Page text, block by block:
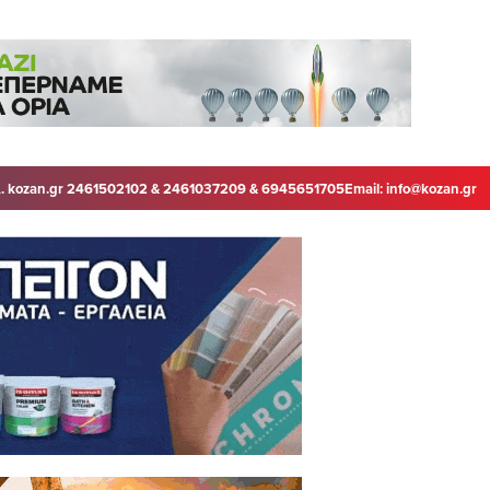
kozan.gr 2461502102 & 2461037209 & 6945651705Email:info@kozan.gr